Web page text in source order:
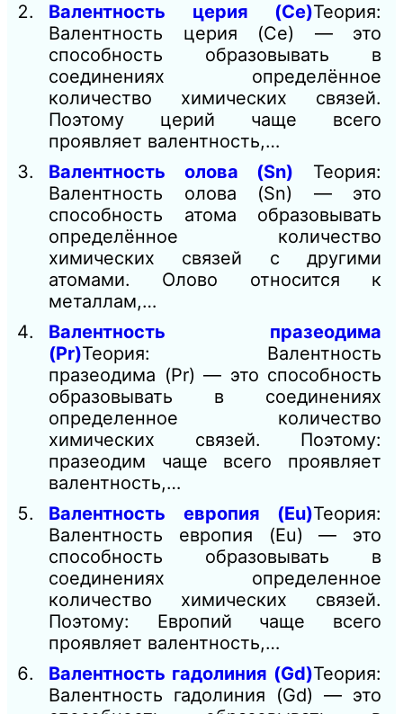
Валентность церия (Ce)Теория:
Валентность церия (Ce) — это
способность образовывать в
соединениях определённое
количество химических связей.
Поэтому церий чаще всего
проявляет валентность,…
Валентность олова (Sn) Теория:
Валентность олова (Sn) — это
способность атома образовывать
определённое количество
химических связей с другими
атомами. Олово относится к
металлам,…
Валентность празеодима
(Pr)Теория: Валентность
празеодима (Pr) — это способность
образовывать в соединениях
определенное количество
химических связей. Поэтому:
празеодим чаще всего проявляет
валентность,…
Валентность европия (Eu)Теория:
Валентность европия (Eu) — это
способность образовывать в
соединениях определенное
количество химических связей.
Поэтому: Европий чаще всего
проявляет валентность,…
Валентность гадолиния (Gd)Теория:
Валентность гадолиния (Gd) — это